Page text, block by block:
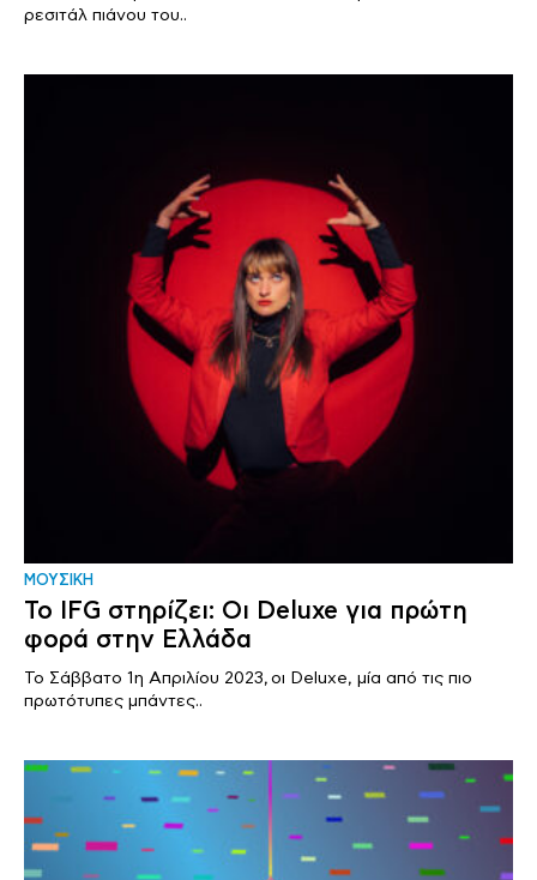
ρεσιτάλ πιάνου του..
ΜΟΥΣΙΚΗ
Το IFG στηρίζει: Οι Deluxe για πρώτη
φορά στην Ελλάδα
Το Σάββατο 1η Απριλίου 2023, οι Deluxe, μία από τις πιο
πρωτότυπες μπάντες..